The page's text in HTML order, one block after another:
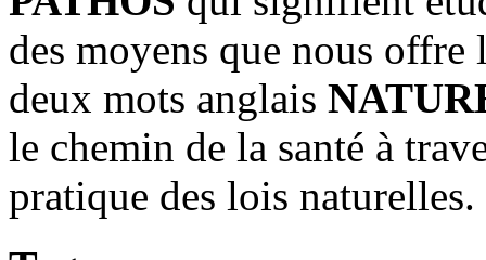
des moyens que nous
deux mots anglais
le chemin de la santé à
pratique des lois naturelles.